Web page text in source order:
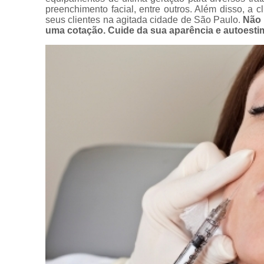
com ácido
hialurônico
faciais
labiais
no rosto
Toxina
Toxinas
botulínicas
preenchimento facial, entre outros. Além disso, a
seus clientes na agitada cidade de São Paulo.
uma cotação. Cuide da sua aparência e